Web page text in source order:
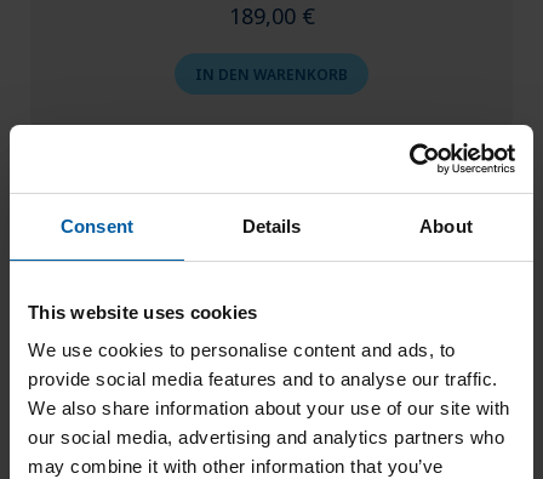
Consent Details About
This website uses cookies
We use cookies to personalise content and ads, to
provide social media features and to analyse our traffic.
We also share information about your use of our site with
our social media, advertising and analytics partners who
may combine it with other information that you’ve
189,00 €
IN DEN WARENKORB
Zolid Lunaris BL0 98×16
149,00€
IN DEN WARENKORB